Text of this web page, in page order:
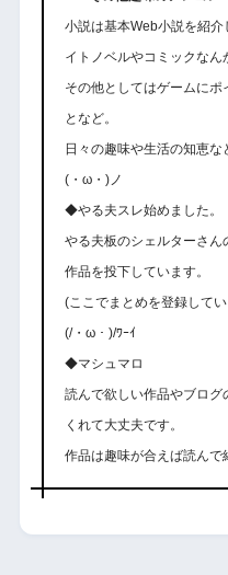
小説は基本Web小説を紹
イトノベルやコミックなん
その他としてはゲームにポ
となど。
日々の趣味や生活の知恵な
(・ω・)ノ
◆やる夫スレ始めました。
やる夫板のシェルターさ
作品を投下しています。
(ここでまとめを登録して
(/・ω・)/ﾜｰｲ
◆マシュマロ
読んで欲しい作品やブログ
くれて大丈夫です。
作品は趣味が合えば読んで